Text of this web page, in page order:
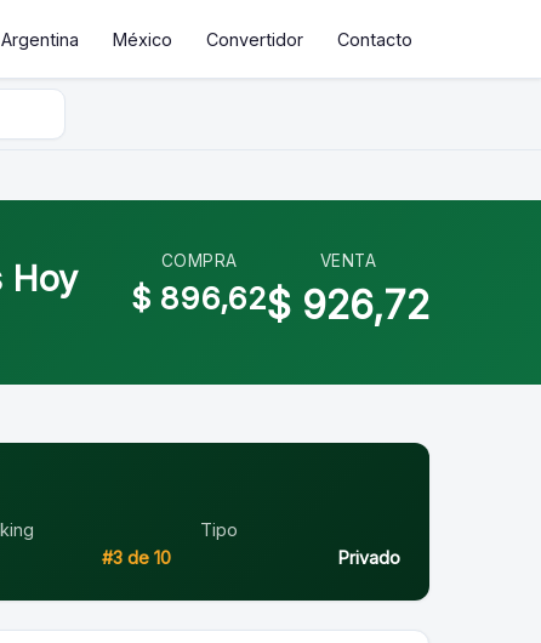
Argentina México Convertidor Contacto
Hoy COMPRA
$ 896,62
VENTA
$ 926,72
#3 de 10
Tipo
Privado